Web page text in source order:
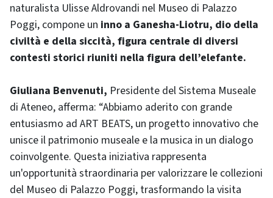
naturalista Ulisse Aldrovandi nel Museo di Palazzo
Poggi, compone un inno a Ganesha-Liotru, dio della
civiltà e della siccità, figura centrale di diversi
contesti storici riuniti nella figura dell’elefante.
Giuliana Benvenuti, Presidente del Sistema Museale
di Ateneo, afferma: “Abbiamo aderito con grande
entusiasmo ad ART BEATS, un progetto innovativo che
unisce il patrimonio museale e la musica in un dialogo
coinvolgente. Questa iniziativa rappresenta
un'opportunità straordinaria per valorizzare le collezioni
del Museo di Palazzo Poggi, trasformando la visita